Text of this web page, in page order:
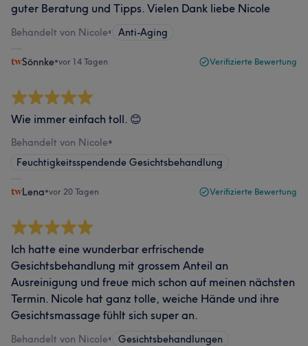
guter Beratung und Tipps. Vielen Dank liebe Nicole
Behandelt von Nicole• Anti-Aging
Sönnke•vor 14 Tagen Verifizierte Bewertung
Wie immer einfach toll. 😊
Behandelt von Nicole•
Feuchtigkeitsspendende Gesichtsbehandlung
Lena•vor 20 Tagen Verifizierte Bewertung
Ich hatte eine wunderbar erfrischende
Gesichtsbehandlung mit grossem Anteil an
Ausreinigung und freue mich schon auf meinen nächsten
Termin. Nicole hat ganz tolle, weiche Hände und ihre
Gesichtsmassage fühlt sich super an.
Behandelt von Nicole• Gesichtsbehandlungen